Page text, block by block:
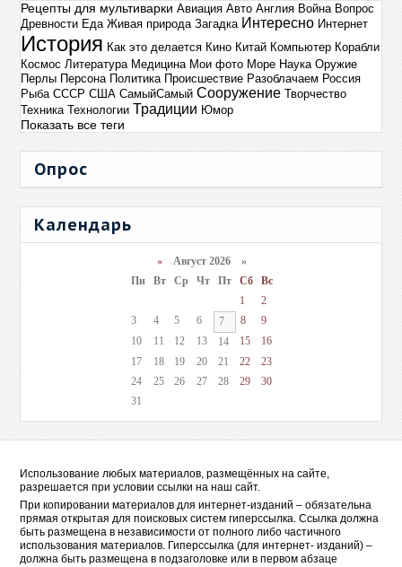
Рецепты для мультиварки Авиация Авто Англия Война Вопрос
Древности Еда Живая природа Загадка Интересно Интернет
История Как это делается Кино Китай Компьютер Корабли
Космос Литература Медицина Мои фото Море Наука Оружие
Перлы Персона Политика Происшествие Разоблачаем Россия
Рыба СССР США СамыйСамый Сооружение Творчество
Техника Технологии Традиции Юмор
Показать все теги
Опрос
Календарь
«Август 2026 »
Пн
Вт Ср Чт Пт Сб
Вс
1
2
3
4 5 6 7 8
9
10
11 12 13 14 15
16
17
18 19 20 21 22
23
24
25 26 27 28 29
30
31
Использование любых материалов, размещённых на сайте,
разрешается при условии ссылки на наш сайт.
При копировании материалов для интернет-изданий – обязательна
прямая открытая для поисковых систем гиперссылка. Ссылка должна
быть размещена в независимости от полного либо частичного
использования материалов. Гиперссылка (для интернет- изданий) –
должна быть размещена в подзаголовке или в первом абзаце